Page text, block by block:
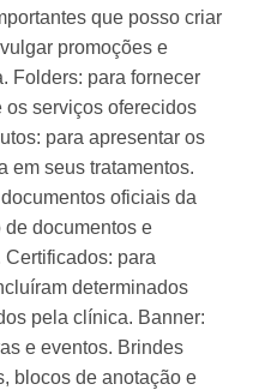
que posso criar
promoções e
Folders: para fornecer
os serviços oferecidos
para apresentar os
em seus tratamentos.
oficiais da
documentos e
para
determinados
pela clínica. Banner:
e eventos. Brindes
blocos de anotação e